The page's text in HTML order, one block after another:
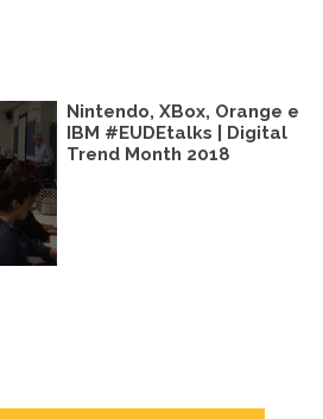
Nintendo, XBox, Orange e
IBM #EUDEtalks | Digital
Trend Month 2018